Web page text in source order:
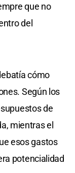
que no
del
cómo
Según los
de
mientras el
esos gastos
potencialidad